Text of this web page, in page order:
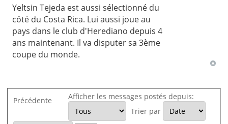
Yeltsin Tejeda est aussi sélectionné du
côté du Costa Rica. Lui aussi joue au
pays dans le club d'Herediano depuis 4
ans maintenant. Il va disputer sa 3ème
coupe du monde.
Précédente
Afficher les messages postés depuis:
Trier par